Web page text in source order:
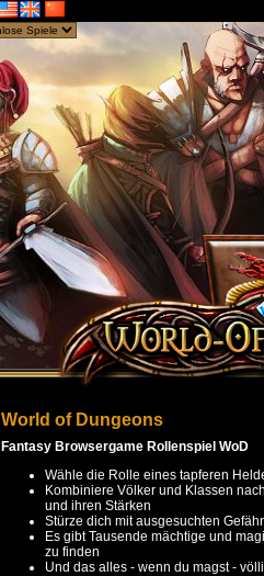
World of Dungeons
Fantasy Browsergame Rollenspiel WoD
Wähle die Rolle eines tapferen
Kombiniere Völker und Klassen
und ihren Stärken
Stürze dich mit ausgesuchten
Es gibt Tausende mächtige und
zu finden
Und das alles - wenn du magst -